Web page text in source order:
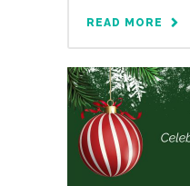
READ MORE